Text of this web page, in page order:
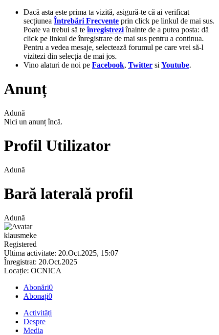
Dacă asta este prima ta vizită, asigură-te că ai verificat
secțiunea Întrebări Frecvente prin click pe linkul de mai sus.
Poate va trebui să teînregistreziînainte de a putea posta: dă
click pe linkul de înregistrare de mai sus pentru a continua.
Pentru a vedea mesaje, selectează forumul pe care vrei să-l
vizitezi din selecția de mai jos.
Vino alaturi de noi pe Facebook, Twitter si Youtube.
Anunț
Adună
Nici un anunț încă.
Profil Utilizator
Adună
Bară laterală profil
Adună
klausmeke
Registered
Ultima activitate: 20.Oct.2025, 15:07
Înregistrat: 20.Oct.2025
Locație: OCNICA
Abonări0
Abonați0
Activități
Despre
Media